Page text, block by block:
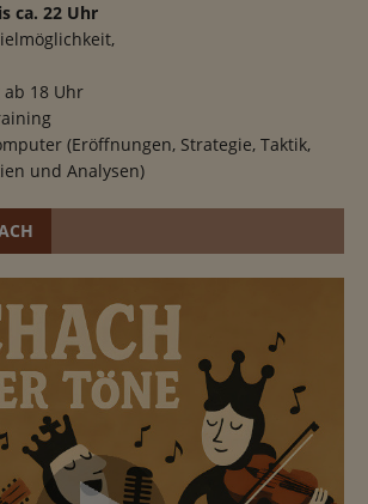
ca. 22 Uhr
18 Uhr
(Eröffnungen, Strategie, Taktik,
und Analysen)